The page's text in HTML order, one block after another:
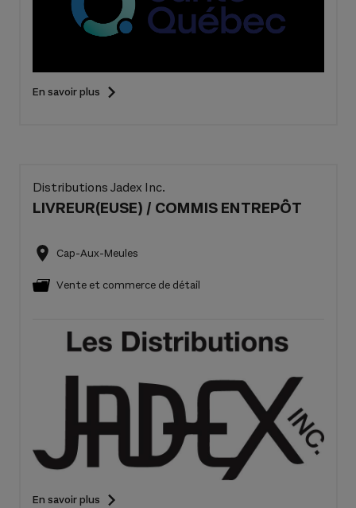
En savoir plus
Distributions Jadex Inc.
LIVREUR(EUSE) / COMMIS ENTREPÔT
Cap-Aux-Meules
Vente et commerce de détail
En savoir plus